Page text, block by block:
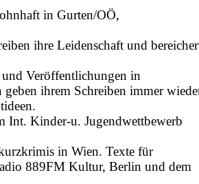
in Gurten/OÖ,
ihre Leidenschaft und
Veröffentlichungen in
ihrem Schreiben immer
Int. Kinder-u. Jugendwettbewerb
in Wien. Texte für
889FM Kultur, Berlin und dem